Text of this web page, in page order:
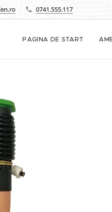
0741.555.117
PAGINA DE START